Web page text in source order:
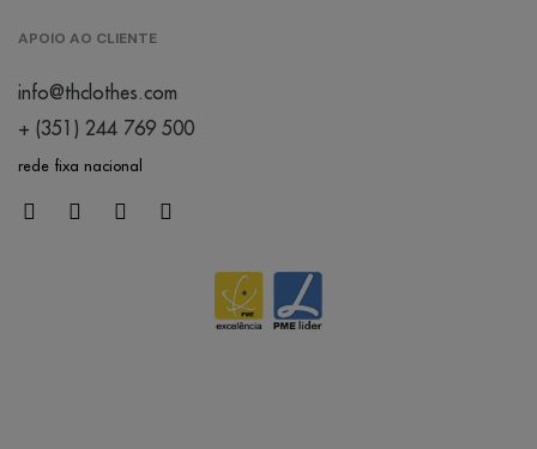
APOIO AO CLIENTE
info@thclothes.com
+ (351) 244 769 500
rede fixa nacional